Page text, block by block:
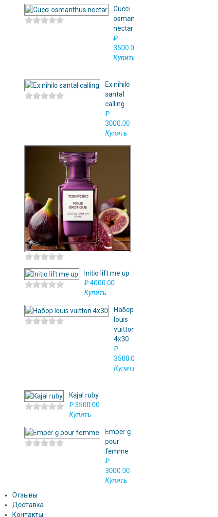
Gucci
osmanthus
nectar
₽
3500.00
Купить
Ex nihilo
santal
calling
₽
3000.00
Купить
Initio lift me up
₽ 4000.00
Купить
Набор
louis
vuitton
4x30
₽
3500.00
Купить
Kajal ruby
₽ 3500.00
Купить
Emper g
pour
femme
₽
3000.00
Купить
Отзывы
Доставка
Контакты